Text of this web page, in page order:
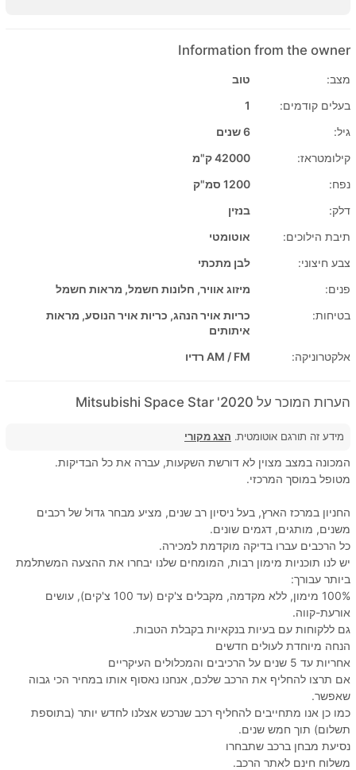
Information from the owner
מצב:
טוב
בעלים קודמים:
1
גיל:
6 שנים
קילומטראז:
42000 ק"מ
נפח:
1200 סמ"ק
דלק:
בנזין
תיבת הילוכים:
אוטומטי
צבע חיצוני:
לבן מתכתי
פנים:
מיזוג אוויר, חלונות חשמל, מראות חשמל
בטיחות:
כריות אויר הנהג, כריות אויר הנוסע, מראות
איתותים
אלקטרוניקה:
AM / FM רדיו
הערות המוכר על 2020' Mitsubishi Space Star
מידע זה תורגם אוטומטית. הצג מקורי
המכונה במצב מצוין לא דורשת השקעות, עברה את כל הבדיקות.
מטופל במוסך המרכזי.
החניון במרכז הארץ, בעל ניסיון רב שנים, מציע מבחר גדול של רכבים
משנים, מותגים, דגמים שונים.
כל הרכבים עברו בדיקה מוקדמת למכירה.
יש לנו תוכניות מימון רבות, המומחים שלנו יבחרו את ההצעה המשתלמת
ביותר עבורך:
100% מימון, ללא מקדמה, מקבלים צ'קים (עד 100 צ'קים), עושים
אורעת-קווה.
גם ללקוחות עם בעיות בנקאיות בקבלת הטבות.
הנחה מיוחדת לעולים חדשים
אחריות עד 5 שנים על הרכיבים והמכלולים העיקריים
אם תרצו להחליף את הרכב שלכם, אנחנו נאסוף אותו במחיר הכי גבוה
שאפשר.
כמו כן אנו מתחייבים להחליף רכב שנרכש אצלנו לחדש יותר (בתוספת
תשלום) תוך חמש שנים.
נסיעת מבחן ברכב שתבחרו
משלוח חינם לאתר הרכב.